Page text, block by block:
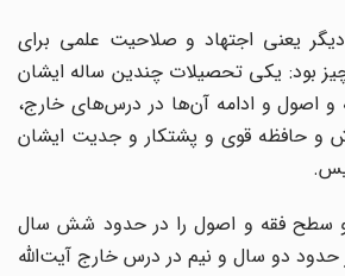
یعنی اجتهاد و صلاحیت علمی برای
بود: یکی تحصیلات چندین ساله‌ ایشان
و ادامه‌ آن‌ها در درس‌‌های خارج،
و حافظه‌ قوی و پشتکار و جدیت ایشان
سطح فقه و اصول را در حدود شش سال
دو سال و نیم در درس خارج آیت‌الله